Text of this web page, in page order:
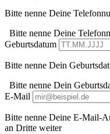
Bitte nenne Deine
Bitte nenne Deine
Geburtsdatum
Bitte nenne Dein
Bitte nenne Dein
E-Mail
Bitte nenne Deine E-Mail-
an Dritte weiter